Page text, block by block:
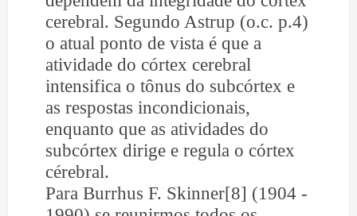
cerebral. Segundo Astrup (o.c. p.4)
o atual ponto de vista é que a
atividade do córtex cerebral
intensifica o tônus do subcórtex e
as respostas incondicionais,
enquanto que as atividades do
subcórtex dirige e regula o córtex
cérebral.
Para Burrhus F. Skinner[8] (1904 -